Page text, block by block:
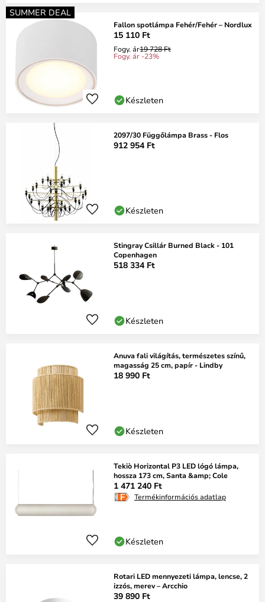
SUMMER DEAL
Fallon spotlámpa Fehér/Fehér – Nordlux
15 110 Ft
Fogy. ár19 728 Ft
Fogy. ár -23%
Készleten
2097/30 Függőlámpa Brass - Flos
912 954 Ft
Készleten
Stingray Csillár Burned Black - 101
Copenhagen
518 334 Ft
Készleten
Anuva fali világítás, természetes színű,
magasság 25 cm, papír - Lindby
18 990 Ft
Készleten
Tekiò Horizontal P3 LED lógó lámpa,
hossza 173 cm, Santa &amp; Cole
1 471 240 Ft
Termékinformációs adatlap
Készleten
Rotari LED mennyezeti lámpa, lencse, 2
izzós, merev – Arcchio
39 890 Ft